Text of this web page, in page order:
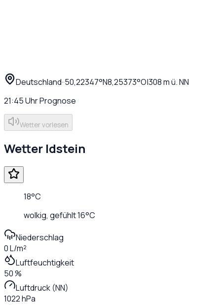
Deutschland··50,22347°N8,25373°O|308m ü. NN
21:45UhrPrognose
Wetter vorlesen
Wetter Idstein
18°C
wolkig, gefühlt16°C
Niederschlag
0 L/m²
Luftfeuchtigkeit
50 %
Luftdruck (NN)
1022 hPa